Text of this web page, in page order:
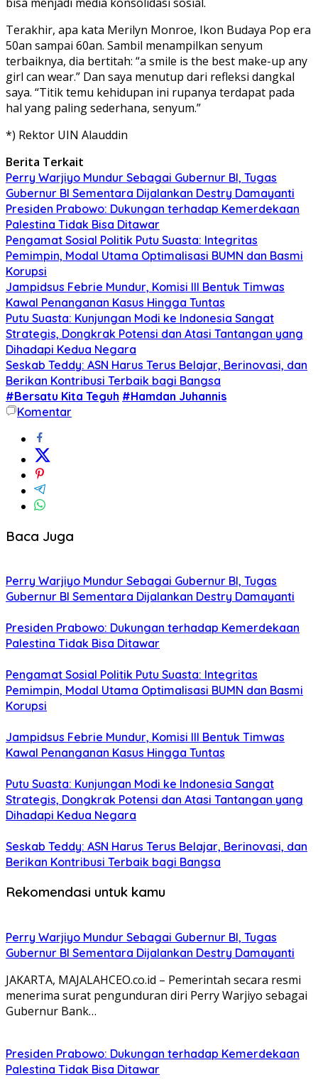
Terakhir, apa kata Merilyn Monroe, Ikon Budaya Pop era
50an sampai 60an. Sambil menampilkan senyum
terbaiknya, dia bertitah: “a smile is the best make-up any
girl can wear.” Dan saya menutup dari refleksi dangkal
saya. “Titik temu kehidupan ini rupanya terdapat pada
hal yang paling sederhana, senyum.”
*) Rektor UIN Alauddin
Berita Terkait
Perry Warjiyo Mundur Sebagai Gubernur BI, Tugas
Gubernur BI Sementara Dijalankan Destry Damayanti
Presiden Prabowo: Dukungan terhadap Kemerdekaan
Palestina Tidak Bisa Ditawar
Pengamat Sosial Politik Putu Suasta: Integritas
Pemimpin, Modal Utama Optimalisasi BUMN dan Basmi
Korupsi
Jampidsus Febrie Mundur, Komisi III Bentuk Timwas
Kawal Penanganan Kasus Hingga Tuntas
Putu Suasta: Kunjungan Modi ke Indonesia Sangat
Strategis, Dongkrak Potensi dan Atasi Tantangan yang
Dihadapi Kedua Negara
Seskab Teddy: ASN Harus Terus Belajar, Berinovasi, dan
Berikan Kontribusi Terbaik bagi Bangsa
#Bersatu Kita Teguh #Hamdan Juhannis
Komentar
Baca Juga
Perry Warjiyo Mundur Sebagai Gubernur BI, Tugas
Gubernur BI Sementara Dijalankan Destry Damayanti
Presiden Prabowo: Dukungan terhadap Kemerdekaan
Palestina Tidak Bisa Ditawar
Pengamat Sosial Politik Putu Suasta: Integritas
Pemimpin, Modal Utama Optimalisasi BUMN dan Basmi
Korupsi
Jampidsus Febrie Mundur, Komisi III Bentuk Timwas
Kawal Penanganan Kasus Hingga Tuntas
Putu Suasta: Kunjungan Modi ke Indonesia Sangat
Strategis, Dongkrak Potensi dan Atasi Tantangan yang
Dihadapi Kedua Negara
Seskab Teddy: ASN Harus Terus Belajar, Berinovasi, dan
Berikan Kontribusi Terbaik bagi Bangsa
Rekomendasi untuk kamu
Perry Warjiyo Mundur Sebagai Gubernur BI, Tugas
Gubernur BI Sementara Dijalankan Destry Damayanti
JAKARTA, MAJALAHCEO.co.id – Pemerintah secara resmi
menerima surat pengunduran diri Perry Warjiyo sebagai
Gubernur Bank…
Presiden Prabowo: Dukungan terhadap Kemerdekaan
Palestina Tidak Bisa Ditawar